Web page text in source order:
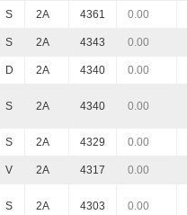
S 2A 4361 0.00
S 2A 4343 0.00
D 2A 4340 0.00
S 2A 4340 0.00
S 2A 4329 0.00
V 2A 4317 0.00
S 2A 4303 0.00